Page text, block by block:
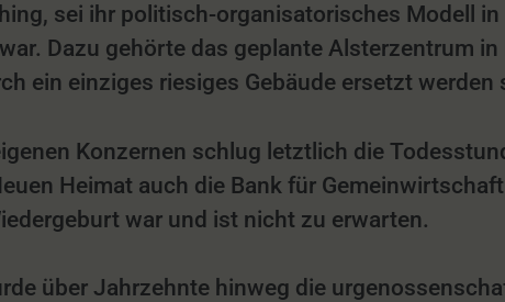
sei ihr politisch-organisatorisches Modell
Dazu gehörte das geplante Alsterzentrum
ein einziges riesiges Gebäude ersetzt werden
Konzernen schlug letztlich die
Heimat auch die Bank für
war und ist nicht zu erwarten.
über Jahrzehnte hinweg die